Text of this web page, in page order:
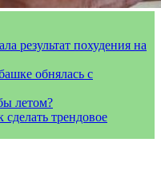
результат похудения на
обнялась с
летом?
трендовое